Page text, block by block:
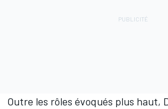
Outre les rôles évoqués plus haut,